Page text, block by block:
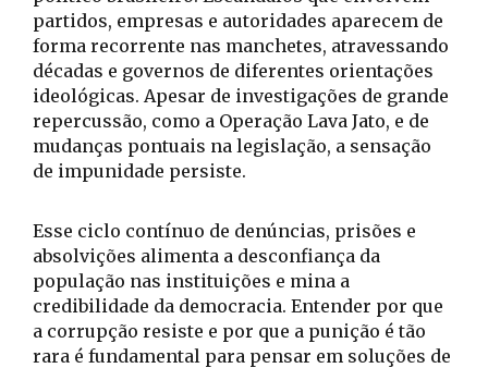
partidos, empresas e autoridades aparecem de
forma recorrente nas manchetes, atravessando
décadas e governos de diferentes orientações
ideológicas. Apesar de investigações de grande
repercussão, como a Operação Lava Jato, e de
mudanças pontuais na legislação, a sensação
de impunidade persiste.
Esse ciclo contínuo de denúncias, prisões e
absolvições alimenta a desconfiança da
população nas instituições e mina a
credibilidade da democracia. Entender por que
a corrupção resiste e por que a punição é tão
rara é fundamental para pensar em soluções de